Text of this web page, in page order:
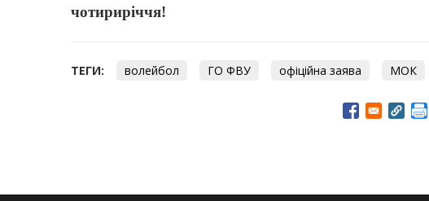
чотириріччя!
ТЕГИ: волейбол ГО ФВУ офіційна заява МОК